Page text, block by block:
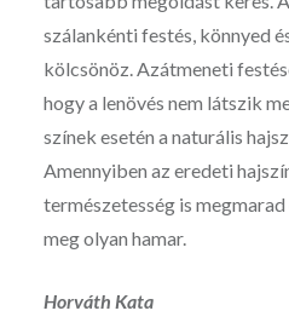
szálankénti festés, könnyed
kölcsönöz. Azátmeneti
hogy a lenövés nem látszik
színek esetén a naturális
Amennyiben az eredeti
természetesség is
meg olyan hamar.
Horváth Kata